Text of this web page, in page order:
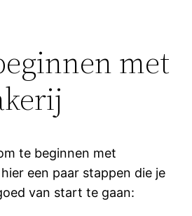
met
te beginnen met
een paar stappen die je
van start te gaan: